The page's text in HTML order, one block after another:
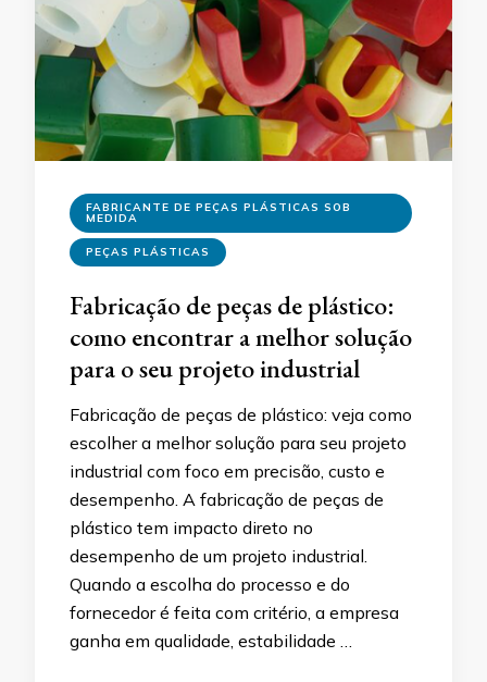
FABRICANTE DE PEÇAS PLÁSTICAS SOB
MEDIDA
PEÇAS PLÁSTICAS
Fabricação de peças de plástico:
como encontrar a melhor solução
para o seu projeto industrial
Fabricação de peças de plástico: veja como
escolher a melhor solução para seu projeto
industrial com foco em precisão, custo e
desempenho. A fabricação de peças de
plástico tem impacto direto no
desempenho de um projeto industrial.
Quando a escolha do processo e do
fornecedor é feita com critério, a empresa
ganha em qualidade, estabilidade …